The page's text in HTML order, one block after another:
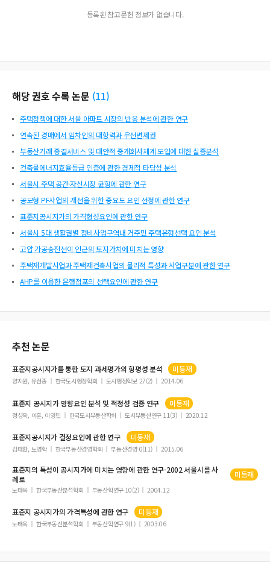
등록된 참고문헌 정보가 없습니다.
해당 권호 수록 논문 (11)
주택정책에 대한 서울 아파트 시장의 반응 분석에 관한 연구
연속된 경매에서 임차인의 대항력과 우선변제권
부동산거래 종결서비스 및 대안적 중개회사체계 도입에 대한 실증분석
건축물에너지효율등급 인증에 관한 경제적 타당성 분석
서울시 주택 공간·자산시장 균형에 관한 연구
공모형 PF사업의 개선을 위한 중요도 요인 선정에 관한 연구
표준지공시지가의 가격형성요인에 관한 연구
서울시 5대 생활권별 정비사업구역내 거주민 주택유형선택 요인 분석
고압 가공송전선이 인근의 토지가치에 미치는 영향
주택재개발사업과 주택재건축사업의 물리적 특성과 사업구분에 관한 연구
AHP를 이용한 은행점포의 선택요인에 관한 연구
추천 논문
표준지공시지가를 통한 토지 과세평가의 형평성 분석 미등재
양지원, 유선종 한국도시행정학회 도시행정학보 27(2) 2014.06
표준지 공시지가영향요인 분석 및 적정성 검증 연구 미등재
정성욱, 이훈, 이영민 한국도시부동산학회 도시부동산연구 11(3) 2020.12
표준지공시지가결정요인에 관한 연구 미등재
김태환, 노영학 한국부동산경영학회 부동산경영 0(11) 2015.06
표준지의 특성이 공시지가에 미치는 영향에 관한 연구-2002 서울시를 사
례로
미등재
노태욱 한국부동산분석학회 부동산학연구 10(2) 2004.12
표준지 공시지가의 가격특성에 관한 연구 미등재
노태욱 한국부동산분석학회 부동산학연구 9(1) 2003.06